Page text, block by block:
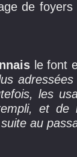
de foyers
le font
les
et de
suite au